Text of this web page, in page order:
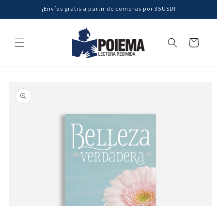
directamente
al contenido
¡Envíos gratis a partir de compras por 35USD!
Carrito
a la
información